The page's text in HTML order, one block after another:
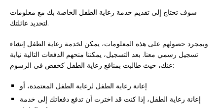
سوف تحتاج إلى تقديم خدمة رعاية الطفل الخاصة بك مع معلومات
لتحديد عائلتك.
وبمجرد حصولهم على هذه المعلومات، يمكن لخدمة رعاية الطفل إنشاء
تسجيل رسمي معنا. بعد التسجيل، يمكننا منحهم الدفعات التالية نيابة
عنك، حيث طالبت بمنافع رعاية الطفل كخفض في الرسوم:
إعانة رعاية الطفل لرعاية الطفل المعتمدة، أو
إعانة رعاية الطفل، إذا كنت قد اخترت أن تدفع دفعاتك إلى خدمة